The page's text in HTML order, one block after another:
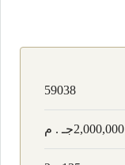
59038
2,000,000جـ . م